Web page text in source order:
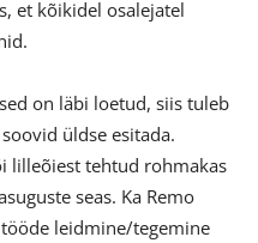
et kõikidel osalejatel
on läbi loetud, siis tuleb
üldse esitada.
lilleõiest tehtud rohmakas
seas. Ka Remo
leidmine/tegemine